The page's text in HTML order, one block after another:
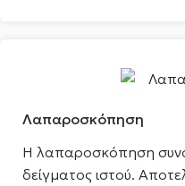
Λαπαροσκόπηση
Η λαπαροσκόπηση
δείγματος ιστού.